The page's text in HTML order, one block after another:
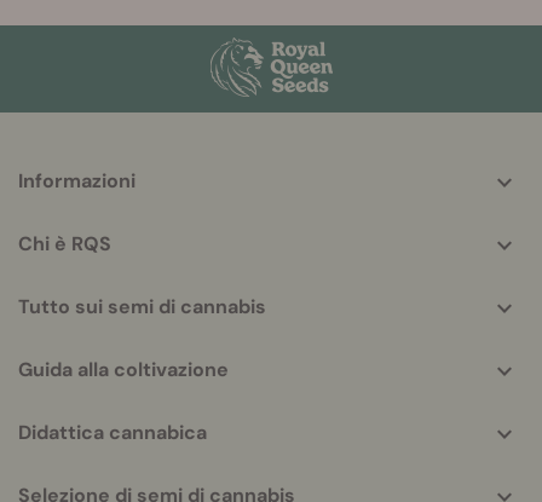
helpful
Informazioni
Chi è RQS
Tutto sui semi di cannabis
Guida alla coltivazione
Didattica cannabica
Selezione di semi di cannabis